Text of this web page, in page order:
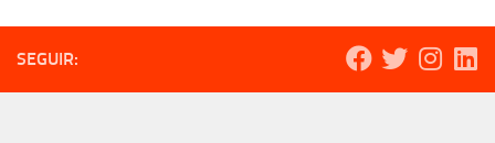
SEGUIR: